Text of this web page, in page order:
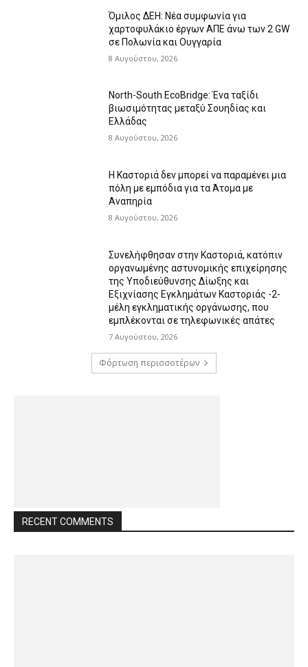
Όμιλος ΔΕΗ: Νέα συμφωνία για
χαρτοφυλάκιο έργων ΑΠΕ άνω των 2 GW
σε Πολωνία και Ουγγαρία
8 Αυγούστου, 2026
North-South EcoBridge: Ένα ταξίδι
βιωσιμότητας μεταξύ Σουηδίας και
Ελλάδας
8 Αυγούστου, 2026
Η Καστοριά δεν μπορεί να παραμένει μια
πόλη με εμπόδια για τα Άτομα με
Αναπηρία
8 Αυγούστου, 2026
Συνελήφθησαν στην Καστοριά, κατόπιν
οργανωμένης αστυνομικής επιχείρησης
της Υποδιεύθυνσης Δίωξης και
Εξιχνίασης Εγκλημάτων Καστοριάς -2-
μέλη εγκληματικής οργάνωσης, που
εμπλέκονται σε τηλεφωνικές απάτες
7 Αυγούστου, 2026
Φόρτωση περισσοτέρων
RECENT COMMENTS